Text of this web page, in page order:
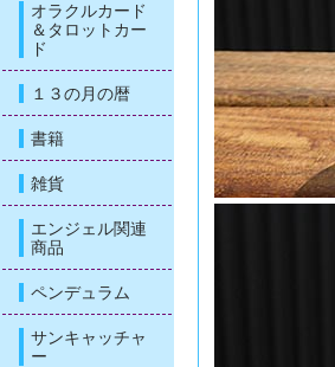
オラクルカード
＆タロットカー
ド
１３の月の暦
書籍
雑貨
エンジェル関連
商品
ペンデュラム
サンキャッチャ
ー